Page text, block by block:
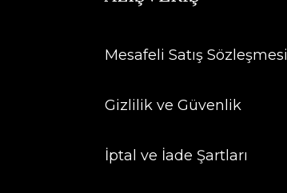
Mesafeli Satış Sözleşmesi
Gizlilik ve Güvenlik
İptal ve İade Şartları